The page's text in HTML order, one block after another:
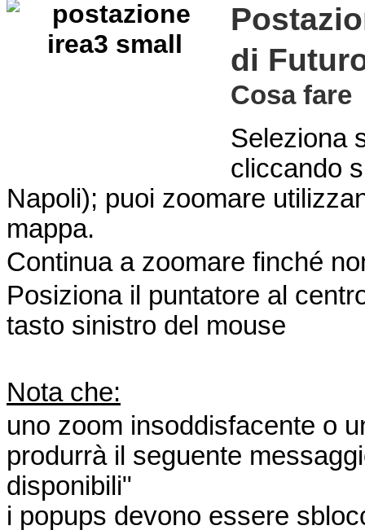
di
Cosa fare
Seleziona
cliccando
Napoli); puoi zoomare
mappa.
Continua a zoomare finché
Posiziona il puntatore al
tasto sinistro del mouse
Nota che:
uno zoom insoddisfacente o
produrrà il seguente
disponibili"
i popups devono essere